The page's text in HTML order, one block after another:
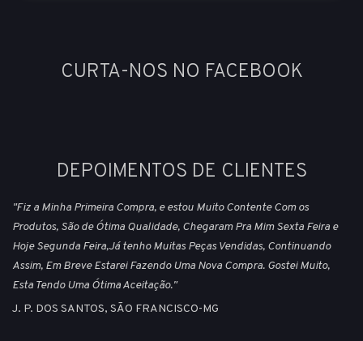
CURTA-NOS NO FACEBOOK
DEPOIMENTOS DE CLIENTES
"Fiz a Minha Primeira Compra, e estou Muito Contente Com os
Produtos, São de Ótima Qualidade, Chegaram Pra Mim Sexta Feira e
Hoje Segunda Feira,Já tenho Muitas Peças Vendidas, Continuando
Assim, Em Breve Estarei Fazendo Uma Nova Compra. Gostei Muito,
Esta Tendo Uma Ótima Aceitação."
J. P. DOS SANTOS, SÃO FRANCISCO-MG